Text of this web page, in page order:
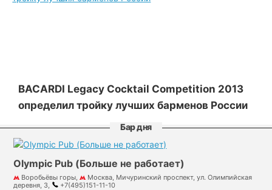
BACARDI Legacy Cocktail Competition 2013
определил тройку лучших барменов России
Бар дня
Olympic Pub (Больше не работает)
Воробьёвы горы,
Москва, Мичуринский проспект, ул. Олимпийская
деревня, 3,
+7(495)151-11-10